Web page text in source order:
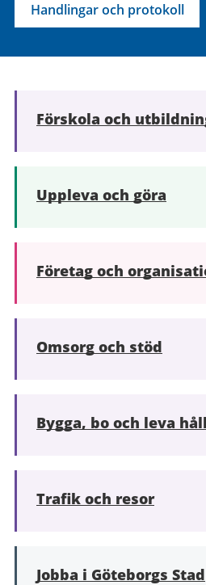
Handlingar och protokoll
Förskola och
Uppleva och göra
Företag och
Omsorg och stöd
Bygga, bo och leva
Trafik och resor
Jobba i Göteborgs Stad